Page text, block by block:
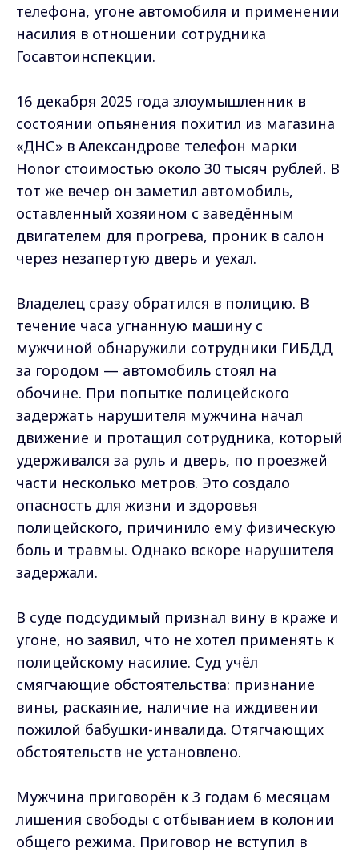
телефона, угоне автомобиля и применении
насилия в отношении сотрудника
Госавтоинспекции.
16 декабря 2025 года злоумышленник в
состоянии опьянения похитил из магазина
«ДНС» в Александрове телефон марки
Honor стоимостью около 30 тысяч рублей. В
тот же вечер он заметил автомобиль,
оставленный хозяином с заведённым
двигателем для прогрева, проник в салон
через незапертую дверь и уехал.
Владелец сразу обратился в полицию. В
течение часа угнанную машину с
мужчиной обнаружили сотрудники ГИБДД
за городом — автомобиль стоял на
обочине. При попытке полицейского
задержать нарушителя мужчина начал
движение и протащил сотрудника, который
удерживался за руль и дверь, по проезжей
части несколько метров. Это создало
опасность для жизни и здоровья
полицейского, причинило ему физическую
боль и травмы. Однако вскоре нарушителя
задержали.
В суде подсудимый признал вину в краже и
угоне, но заявил, что не хотел применять к
полицейскому насилие. Суд учёл
смягчающие обстоятельства: признание
вины, раскаяние, наличие на иждивении
пожилой бабушки-инвалида. Отягчающих
обстоятельств не установлено.
Мужчина приговорён к 3 годам 6 месяцам
лишения свободы с отбыванием в колонии
общего режима. Приговор не вступил в